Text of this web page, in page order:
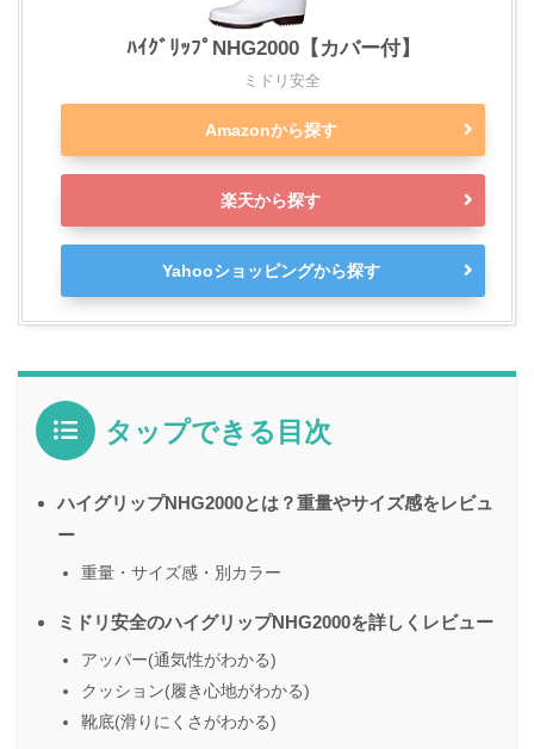
ﾊｲｸﾞﾘｯﾌﾟNHG2000【カバー付】
ミドリ安全
Amazonから探す
楽天から探す
Yahooショッピングから探す
タップできる目次
ハイグリップNHG2000とは？重量やサイズ感をレビュ
ー
重量・サイズ感・別カラー
ミドリ安全のハイグリップNHG2000を詳しくレビュー
アッパー(通気性がわかる)
クッション(履き心地がわかる)
靴底(滑りにくさがわかる)